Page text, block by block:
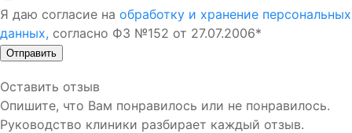
Я даю согласие на обработку и хранение персональных
данных, согласно ФЗ №152 от 27.07.2006*
Отправить
Оставить отзыв
Опишите, что Вам понравилось или не понравилось.
Руководство клиники разбирает каждый отзыв.